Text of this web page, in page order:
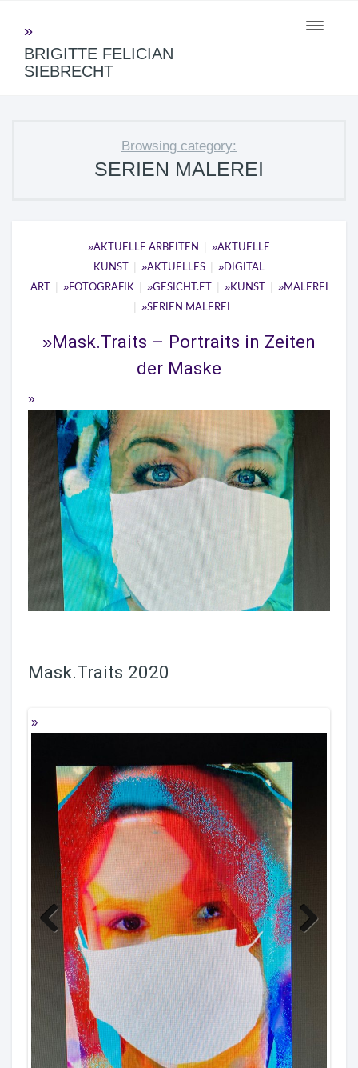
Toggle
BRIGITTE FELICIAN
SIEBRECHT
Browsing category:
SERIEN MALEREI
AKTUELLE ARBEITEN |
AKTUELLE
KUNST
| AKTUELLES |
DIGITAL
ART
| FOTOGRAFIK | GESICHT.ET | KUNST | MALEREI
| SERIEN MALEREI
Mask.Traits – Portraits in Zeiten
der Maske
Mask.Traits 2020
Previous